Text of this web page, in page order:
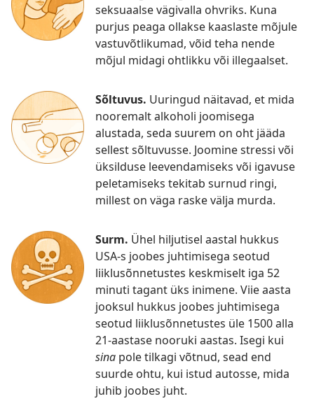
seksuaalse vägivalla ohvriks. Kuna
purjus peaga ollakse kaaslaste mõjule
vastuvõtlikumad, võid teha nende
mõjul midagi ohtlikku või illegaalset.
Sõltuvus. Uuringud näitavad, et mida
nooremalt alkoholi joomisega
alustada, seda suurem on oht jääda
sellest sõltuvusse. Joomine stressi või
üksilduse leevendamiseks või igavuse
peletamiseks tekitab surnud ringi,
millest on väga raske välja murda.
Surm. Ühel hiljutisel aastal hukkus
USA-s joobes juhtimisega seotud
liiklusõnnetustes keskmiselt iga 52
minuti tagant üks inimene. Viie aasta
jooksul hukkus joobes juhtimisega
seotud liiklusõnnetustes üle 1500 alla
21-aastase nooruki aastas. Isegi kui
sina pole tilkagi võtnud, sead end
suurde ohtu, kui istud autosse, mida
juhib joobes juht.